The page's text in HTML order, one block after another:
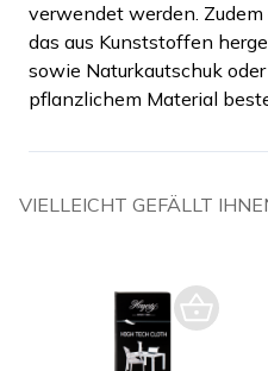
verwendet werden.
das aus Kunststoffen
sowie Naturkautschuk
pflanzlichem Material
VIELLEICHT GEFÄLLT